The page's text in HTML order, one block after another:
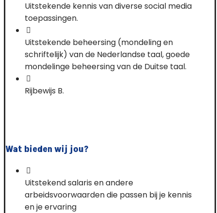
Uitstekende kennis van diverse social media
toepassingen.
Uitstekende beheersing (mondeling en
schriftelijk) van de Nederlandse taal, goede
mondelinge beheersing van de Duitse taal.
Rijbewijs B.
Wat bieden wij jou?
Uitstekend salaris en andere
arbeidsvoorwaarden die passen bij je kennis
en je ervaring